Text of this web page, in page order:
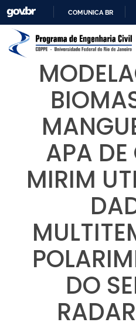
COMUNICA BR
APA
MIRIM
DO